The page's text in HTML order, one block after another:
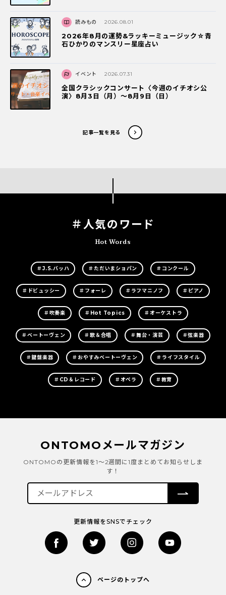
読みもの 2026.08.01
2026年8月の運勢&ラッキーミュージック☆青
石ひかりのマンスリー星座占い
イベント 2026.07.31
全国クラシックコンサート〈今週のイチオシ公
演〉8月3日（月）～8月9日（日）
記事一覧を見る
＃人気のワード
Hot Words
＃J.S.バッハ ＃ただいまショパン ＃コンクール
＃ドビュッシー ＃フォーレ ＃ラフマニノフ ＃ピアノ
＃吹奏楽 ＃Hot Topics ＃オーケストラ
＃ベートーヴェン ＃歌＆合唱 ＃舞台・演芸 ＃弦楽器
＃鍵盤楽器 ＃おやすみベートーヴェン ＃ライフスタイル
＃CD＆レコード ＃オペラ ＃教育
ONTOMOメールマガジン
ONTOMOの更新情報を1～2週間に1度まとめてお知らせしま
す！
更新情報をSNSでチェック
ページのトップへ